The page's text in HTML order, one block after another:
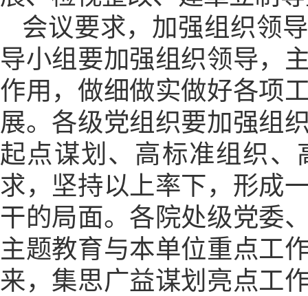
会议要求，加强组织领
导小组要加强组织领导，
作用，做细做实做好各项
展。各级党组织要加强组
起点谋划、高标准组织
求，坚持以上率下，形成
干的局面。各院处级党委
主题教育与本单位重点工
来，集思广益谋划亮点工